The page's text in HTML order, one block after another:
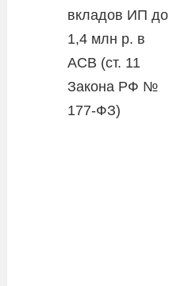
вкладов ИП до
1,4 млн р. в
АСВ (ст. 11
Закона РФ №
177-ФЗ)